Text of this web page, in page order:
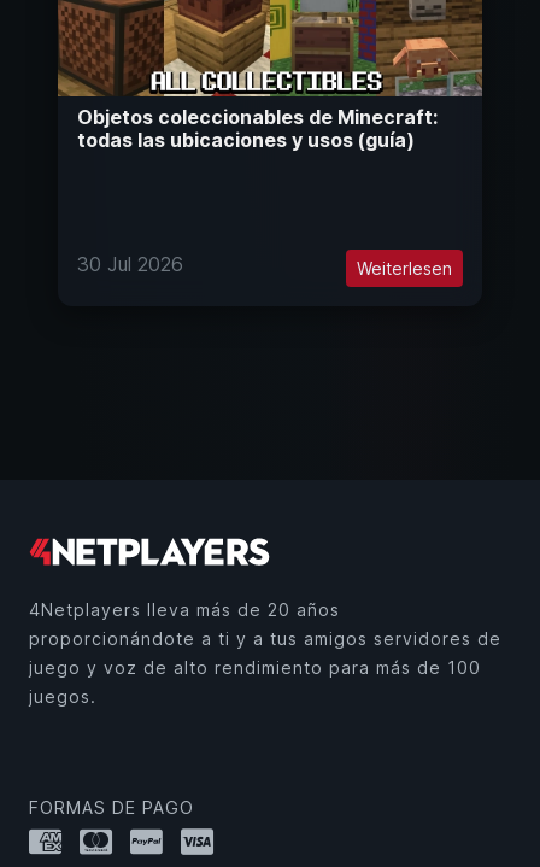
Objetos coleccionables de Minecraft:
todas las ubicaciones y usos (guía)
30 Jul 2026 Weiterlesen
4Netplayers lleva más de 20 años
proporcionándote a ti y a tus amigos servidores de
juego y voz de alto rendimiento para más de 100
juegos.
FORMAS DE PAGO